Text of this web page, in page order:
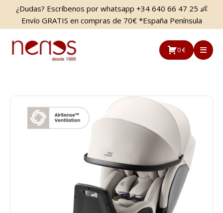
Saltar
contenido
principal
Saltar
la
barra
lateral
¿Dudas? Escríbenos por whatsapp +34 640 66 47 25 👶
Envío GRATIS en compras de 70€ *España Península
0 €